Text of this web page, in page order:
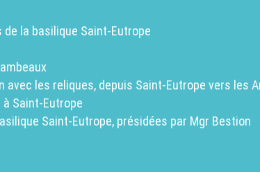
la basilique Saint-Eutrope
les reliques, depuis Saint-Eutrope vers les
Saint-Eutrope
Saint-Eutrope, présidées par Mgr Bestion